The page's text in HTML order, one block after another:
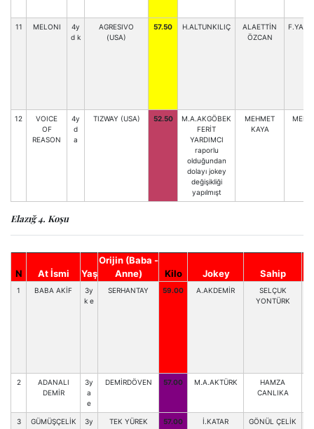
11 MELONI
4y
d k
AGRESIVO
(USA)
57.50 H.ALTUNKILIÇ
ALAETTİN
ÖZCAN
12
VOICE
OF
REASON
4y
d
a
TIZWAY (USA) 52.50
M.A.AKGÖBEK
FERİT
YARDIMCI
raporlu
olduğundan
dolayı jokey
değişikliği
yapılmışt
MEHMET
KAYA
Elazığ 4. Koşu
N At İsmi Yaş
Orijin (Baba -
Anne)
Kilo Jokey Sahip
1 BABA AKİF
3y
k e
SERHANTAY 59.00 A.AKDEMİR
SELÇUK
YONTÜRK
2
ADANALI
DEMİR
3y
a
e
DEMİRDÖVEN 57.00 M.A.AKTÜRK
HAMZA
CANLIKA
3 GÜMÜŞÇELİK
3y
TEK YÜREK 57.00 İ.KATAR GÖNÜL ÇELİK